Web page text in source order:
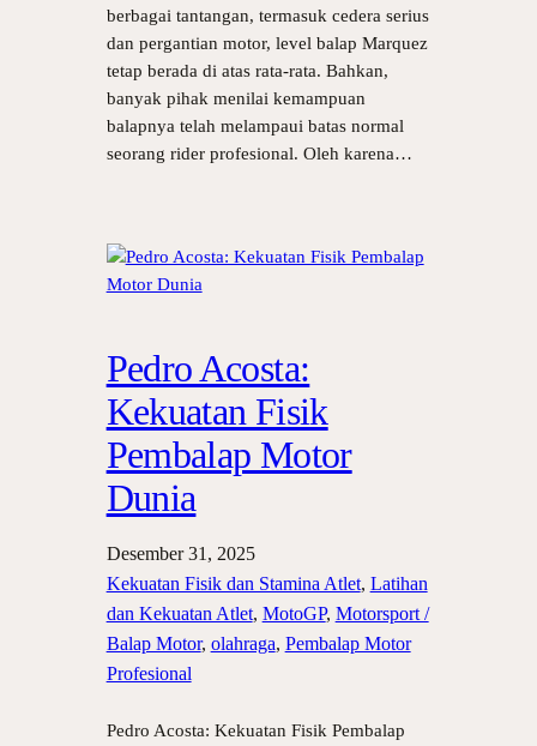
berbagai tantangan, termasuk cedera serius
dan pergantian motor, level balap Marquez
tetap berada di atas rata-rata. Bahkan,
banyak pihak menilai kemampuan
balapnya telah melampaui batas normal
seorang rider profesional. Oleh karena…
Pedro Acosta:
Kekuatan Fisik
Pembalap Motor
Dunia
Desember 31, 2025
Kekuatan Fisik dan Stamina Atlet, Latihan
dan Kekuatan Atlet, MotoGP, Motorsport /
Balap Motor, olahraga, Pembalap Motor
Profesional
Pedro Acosta: Kekuatan Fisik Pembalap